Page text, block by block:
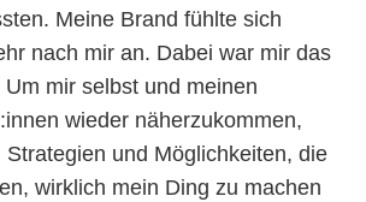
Meine Brand fühlte sich
nach mir an. Dabei war mir das
mir selbst und meinen
wieder näherzukommen,
und Möglichkeiten, die
wirklich mein Ding zu machen